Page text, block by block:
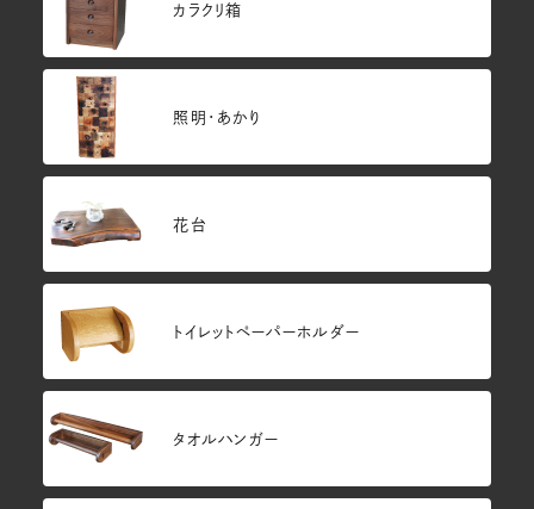
カラクリ箱
照明・あかり
花台
トイレットペーパーホルダー
タオルハンガー